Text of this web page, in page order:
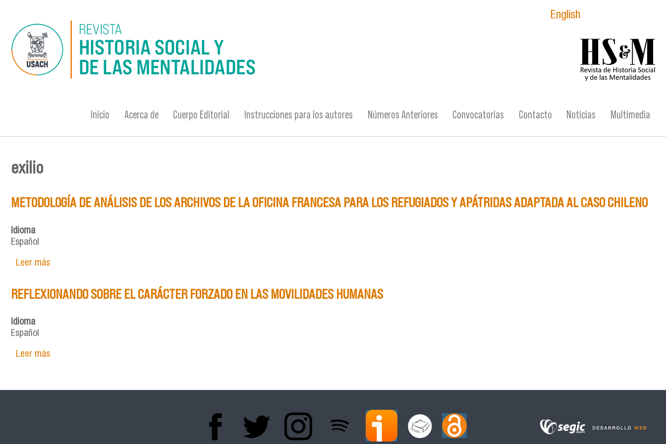
English
Inicio Acerca de Cuerpo Editorial Instrucciones para los autores Números Anteriores Convocatorias Contacto Noticias Multimedia
Se encuentra usted aquí
exilio
METODOLOGÍA DE ANÁLISIS DE LOS ARCHIVOS DE LA OFICINA FRANCESA PARA LOS REFUGIADOS Y APÁTRIDAS ADAPTADA AL CASO CHILENO
Idioma
Español
Leer mássobre METODOLOGÍA DE ANÁLISIS DE LOS ARCHIVOS DE LA OFICINA FRANCESA PARA LOS REFUGIADOS Y APÁTRIDAS ADAPTADA AL CASO CHILENO
REFLEXIONANDO SOBRE EL CARÁCTER FORZADO EN LAS MOVILIDADES HUMANAS
Idioma
Español
Leer mássobre REFLEXIONANDO SOBRE EL CARÁCTER FORZADO EN LAS MOVILIDADES HUMANAS